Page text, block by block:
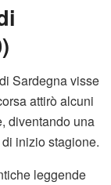
Sardegna visse
attirò alcuni
diventando una
inizio stagione.
leggende